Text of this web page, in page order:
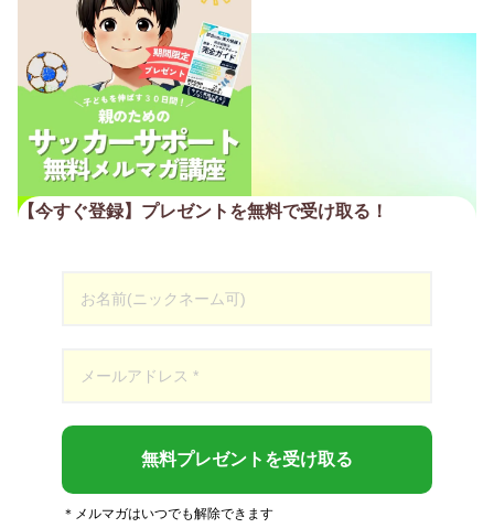
【今すぐ登録】プレゼントを無料で受け取る！
無料プレゼントを受け取る
＊メルマガはいつでも解除できます